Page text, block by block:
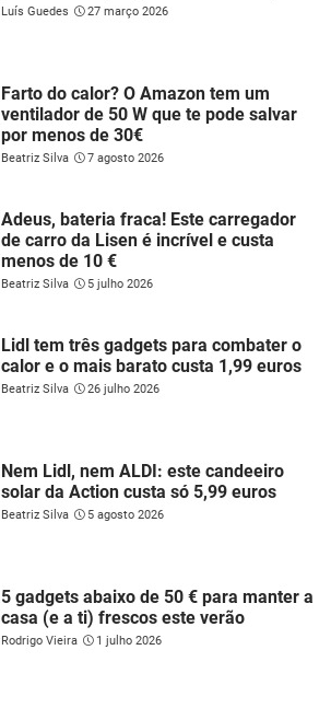
Luís Guedes 27 março 2026
Farto do calor? O Amazon tem um
ventilador de 50 W que te pode salvar
por menos de 30€
Beatriz Silva 7 agosto 2026
Adeus, bateria fraca! Este carregador
de carro da Lisen é incrível e custa
menos de 10 €
Beatriz Silva 5 julho 2026
Lidl tem três gadgets para combater o
calor e o mais barato custa 1,99 euros
Beatriz Silva 26 julho 2026
Nem Lidl, nem ALDI: este candeeiro
solar da Action custa só 5,99 euros
Beatriz Silva 5 agosto 2026
5 gadgets abaixo de 50 € para manter a
casa (e a ti) frescos este verão
Rodrigo Vieira 1 julho 2026